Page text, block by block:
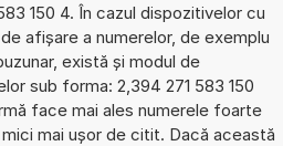
150 4. În cazul dispozitivelor cu
afișare a numerelor, de exemplu
există și modul de
sub forma: 2,394 271 583 150
face mai ales numerele foarte
mai ușor de citit. Dacă această